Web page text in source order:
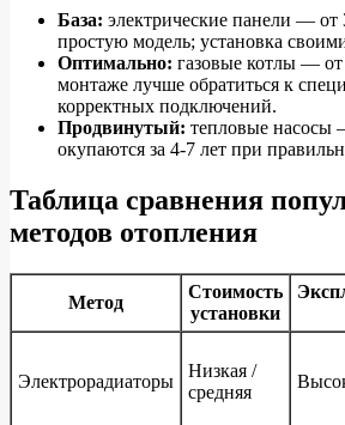
База: электрические панели — от
простую модель; установка
Оптимально: газовые котлы —
монтаже лучше обратиться к
корректных подключений.
Продвинутый: тепловые насосы
окупаются за 4-7 лет при
Таблица сравнения
методов отопления
Метод
Стоимость
установки
Электрорадиаторы
Низкая /
средняя